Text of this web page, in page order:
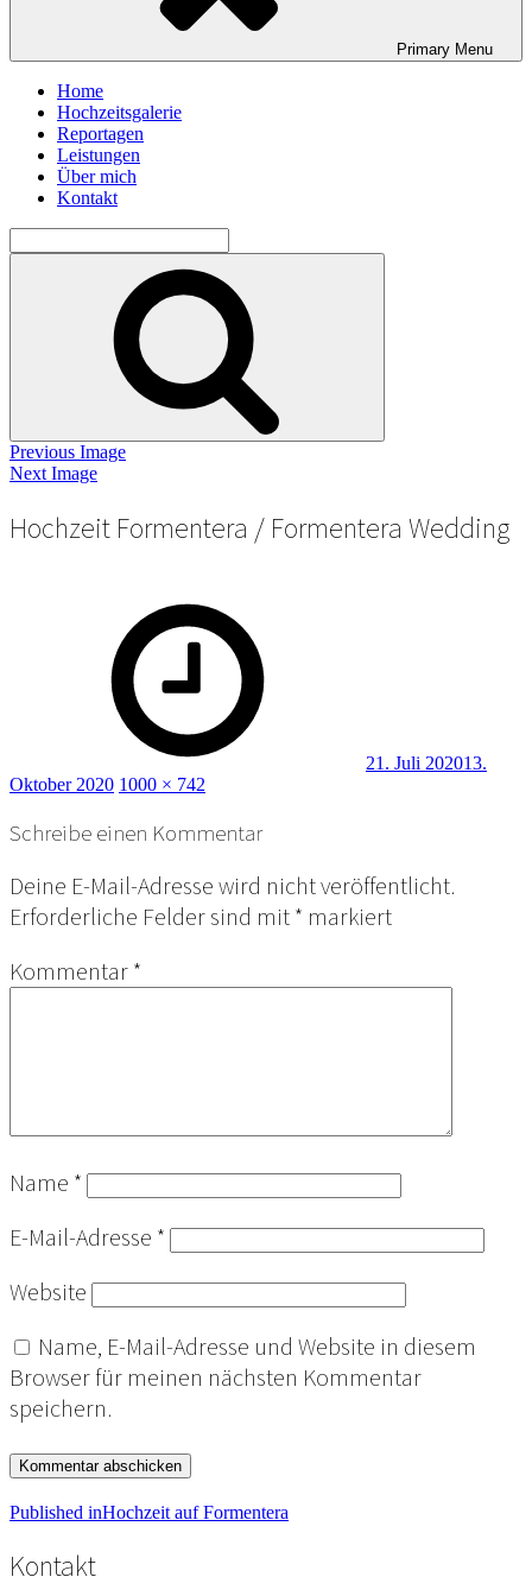
Primary Menu
Home
Hochzeitsgalerie
Reportagen
Leistungen
Über mich
Kontakt
for:
Previous Image
Next Image
Hochzeit Formentera / Formentera Wedding
21. Juli 202013.
Oktober 2020 Full
1000 × 742
Schreibe einen Kommentar
Deine E-Mail-Adresse wird nicht veröffentlicht.
Erforderliche Felder sind mit* markiert
Kommentar*
Name *
E-Mail-Adresse *
Website
Name, E-Mail-Adresse und Website in diesem
Browser für meinen nächsten Kommentar
speichern.
Beitragsnavigation
Published inHochzeit auf Formentera
Kontakt